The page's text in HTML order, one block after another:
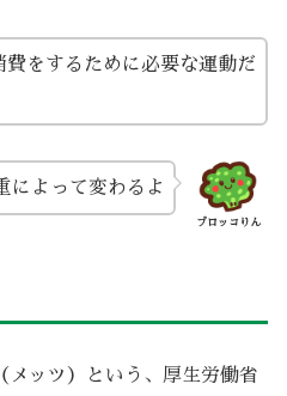
費をするために必要な運動だ
ブロッコりん
によって変わるよ
ッツ）という、厚生労働省